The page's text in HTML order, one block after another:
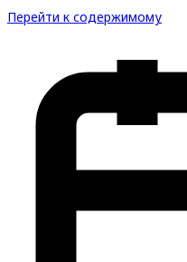
Перейти к содержимому